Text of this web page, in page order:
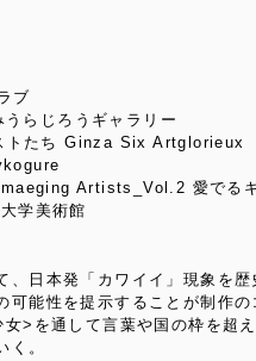
ブ
らじろうギャラリー
トたち Ginza Six Artglorieux
Artists_Vol.2 愛でる
学美術館
、日本発「カワイイ」現象を歴
可能性を提示することが制作の
>を通して言葉や国の枠を超
く。